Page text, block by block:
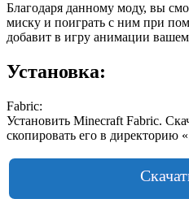
Благодаря данному моду, вы
миску и поиграть с ним при
добавит в игру анимации
Установка:
Fabric:
Установить Minecraft Fabric.
скопировать его в директорию